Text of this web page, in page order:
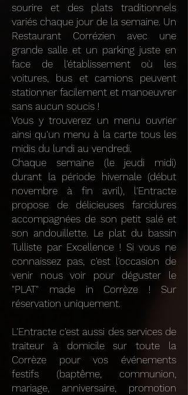
sourire et des plats traditionnels
variés chaque jour de la semaine. Un
Restaurant Corrézien avec une
grande salle et un parking juste en
face de l'établissement où les
voitures, bus et camions peuvent
stationner facilement et manoeuvrer
sans aucun soucis !
Vous y trouverez un menu ouvrier
ainsi qu'un menu à la carte tous les
midis du lundi au vendredi.
Chaque semaine (le jeudi midi)
durant la période hivernale (début
novembre à fin avril), l'Entracte
propose de délicieuses farcidures
accompagnées de son petit salé et
son andouillette. Le plat du bassin
Tulliste par Excellence ! Si vous ne
connaissez pas, c'est l'occasion de
venir nous voir pour déguster le
"PLAT" made in Corrèze ! Sur
réservation uniquement.
L'Entracte c'est aussi des services de
traiteur à domicile sur toute la
Corrèze pour vos événements
festifs (baptême, communion,
mariage, anniversaire, promotion